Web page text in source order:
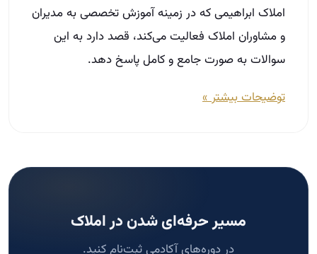
املاک ابراهیمی که در زمینه آموزش تخصصی به مدیران
و مشاوران املاک فعالیت می‌کند، قصد دارد به این
سوالات به صورت جامع و کامل پاسخ دهد.
توضیحات بیشتر »
مسیر حرفه‌ای شدن در املاک
در دوره‌های آکادمی ثبت‌نام کنید.